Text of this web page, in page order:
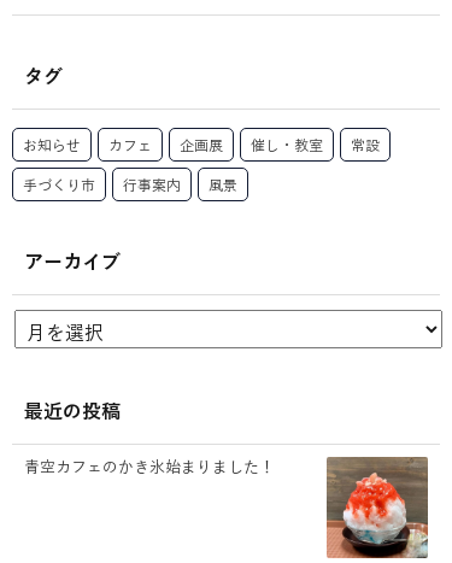
タグ
お知らせ カフェ 企画展 催し・教室 常設
手づくり市 行事案内 風景
アーカイブ
最近の投稿
青空カフェのかき氷始まりました！